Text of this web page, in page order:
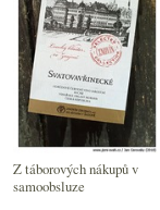
Z táborových nákupů v
samoobsluze